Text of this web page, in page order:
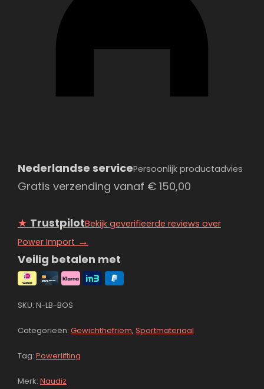
Nederlandse servicePersoonlijk productadvies
Gratis verzending vanaf € 150,00
★ TrustpilotBekijk geverifieerde reviews over
Power Import →
Veilig betalen met
SKU: N-LB-BOS
Categorieën: Gewichthefriem, Sportmateriaal
Tag: Powerlifting
Merk: Naudiz